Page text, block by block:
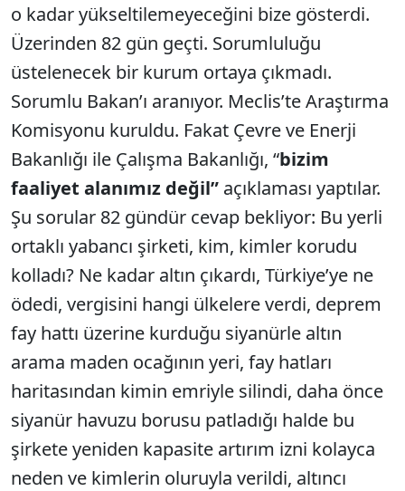
o kadar yükseltilemeyeceğini bize gösterdi.
Üzerinden 82 gün geçti. Sorumluluğu
üstelenecek bir kurum ortaya çıkmadı.
Sorumlu Bakan’ı aranıyor. Meclis’te Araştırma
Komisyonu kuruldu. Fakat Çevre ve Enerji
Bakanlığı ile Çalışma Bakanlığı, “bizim
faaliyet alanımız değil” açıklaması yaptılar.
Şu sorular 82 gündür cevap bekliyor: Bu yerli
ortaklı yabancı şirketi, kim, kimler korudu
kolladı? Ne kadar altın çıkardı, Türkiye’ye ne
ödedi, vergisini hangi ülkelere verdi, deprem
fay hattı üzerine kurduğu siyanürle altın
arama maden ocağının yeri, fay hatları
haritasından kimin emriyle silindi, daha önce
siyanür havuzu borusu patladığı halde bu
şirkete yeniden kapasite artırım izni kolayca
neden ve kimlerin oluruyla verildi, altıncı